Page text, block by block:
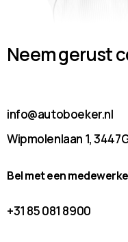
Neem gerust
info@autoboeker.nl
Wipmolenlaan 1,
Bel met een
+31 85 081 8900